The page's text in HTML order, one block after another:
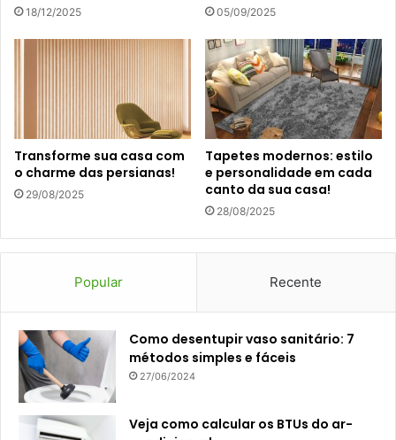
18/12/2025 05/09/2025
Transforme sua casa com
o charme das persianas!
29/08/2025
Tapetes modernos: estilo
e personalidade em cada
canto da sua casa!
28/08/2025
Popular Recente
Como desentupir vaso sanitário: 7
métodos simples e fáceis
27/06/2024
Veja como calcular os BTUs do ar-